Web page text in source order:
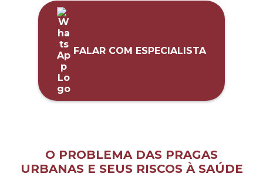
FALAR COM ESPECIALISTA
O PROBLEMA DAS PRAGAS
URBANAS E SEUS RISCOS À SAÚDE